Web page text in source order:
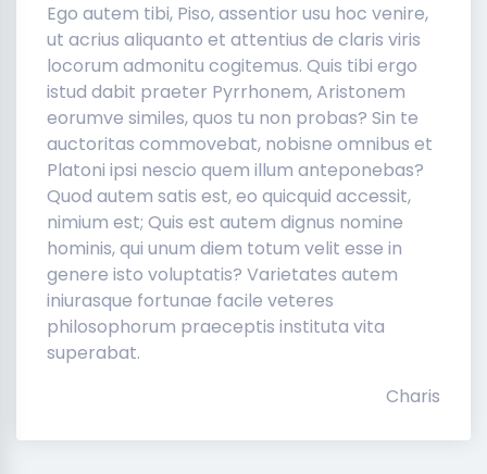
Ego autem tibi, Piso, assentior usu hoc venire,
ut acrius aliquanto et attentius de claris viris
locorum admonitu cogitemus. Quis tibi ergo
istud dabit praeter Pyrrhonem, Aristonem
eorumve similes, quos tu non probas? Sin te
auctoritas commovebat, nobisne omnibus et
Platoni ipsi nescio quem illum anteponebas?
Quod autem satis est, eo quicquid accessit,
nimium est; Quis est autem dignus nomine
hominis, qui unum diem totum velit esse in
genere isto voluptatis? Varietates autem
iniurasque fortunae facile veteres
philosophorum praeceptis instituta vita
superabat.
Charis